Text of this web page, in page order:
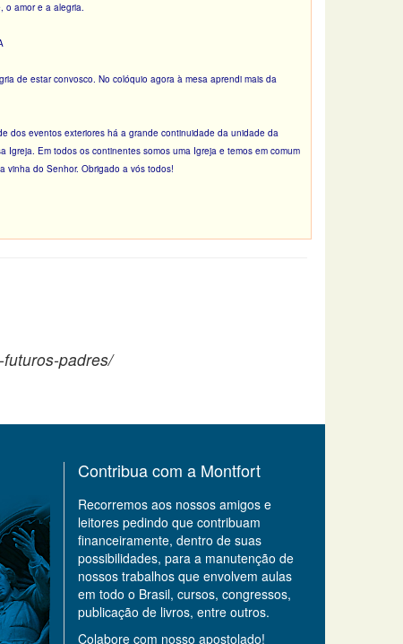
o amor e a alegria.
de estar convosco. No colóquio agora à mesa aprendi mais da
dos eventos exteriores há a grande continuidade da unidade da
Em todos os continentes somos uma Igreja e temos em comum
vinha do Senhor. Obrigado a vós todos!
padres/
Contribua com a Montfort
Recorremos aos nossos amigos e
leitores pedindo que contribuam
financeiramente, dentro de suas
possibilidades, para a manutenção de
nossos trabalhos que envolvem aulas
em todo o Brasil, cursos, congressos,
publicação de livros, entre outros.
Colabore com nosso apostolado!